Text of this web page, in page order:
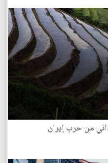
من حرب إيران